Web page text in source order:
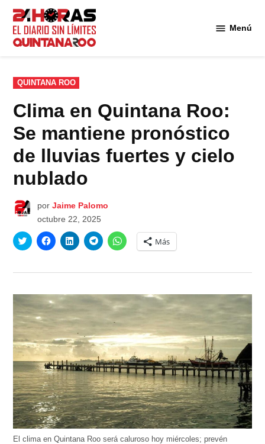
Saltar
contenido
Menú
PUBLICADO
EN
QUINTANA ROO
Clima en Quintana Roo:
Se mantiene pronóstico
de lluvias fuertes y cielo
nublado
por Jaime Palomo
octubre 22, 2025
Haz
clic
en
abre
una
ventana
nueva)
Haz
clic
en
abre
en
una
ventana
nueva)
Haz
clic
en
abre
ventana
nueva)
Haz
clic
en
abre
en
ventana
nueva)
Haz
clic
para
en
abre
en
una
ventana
Más
El clima en Quintana Roo será caluroso hoy miércoles; prevén